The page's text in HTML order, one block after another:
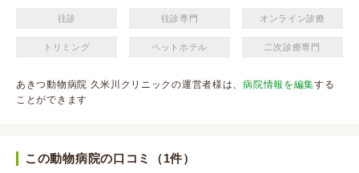
往診 往診専門 オンライン診療
トリミング ペットホテル 二次診療専門
あきつ動物病院 久米川クリニックの運営者様は、病院情報を編集する
ことができます
この動物病院の口コミ（1件）